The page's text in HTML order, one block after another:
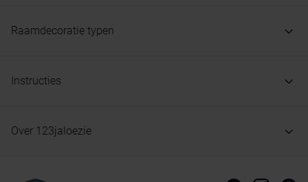
Raamdecoratie typen
Instructies
Over 123jaloezie